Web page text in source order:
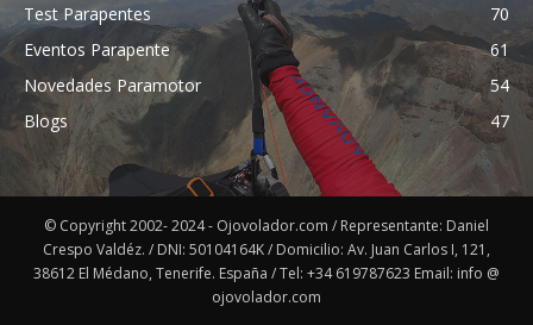
Test Parapentes
70
Eventos Parapente
61
Novedades Paramotor
54
Blogs
47
© Copyright 2002- 2024 - Ojovolador.com / Representante: Daniel
Crespo Valdéz. / DNI: 50104164K / Domicilio: Av. Juan Carlos I, 121,
38612 El Médano, Tenerife. España / Tel: +34 619787623 Email: info @
ojovolador.com